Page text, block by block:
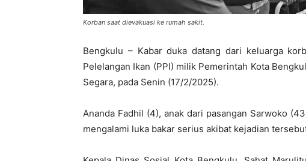
Korban saat dievakuasi ke rumah sakit.
Bengkulu – Kabar duka datang dari keluarga
Pelelangan Ikan (PPI) milik Pemerintah Kota
Segara, pada Senin (17/2/2025).
Ananda Fadhil (4), anak dari pasangan Sarwoko
mengalami luka bakar serius akibat kejadian